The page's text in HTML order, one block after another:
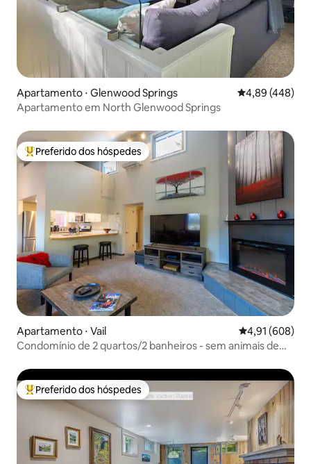
Apartamento ⋅ Glenwood Springs 4,89 de uma
4,89 (448)
Apartamento em North Glenwood Springs
Entre os melhores preferidos dos hóspedes
Preferido dos hóspedes
Apartamento ⋅ Vail 4,91 de uma
4,91 (608)
Condomínio de 2 quartos/2 banheiros - sem animais de
Entre os melhores preferidos dos hóspedes
Preferido dos hóspedes